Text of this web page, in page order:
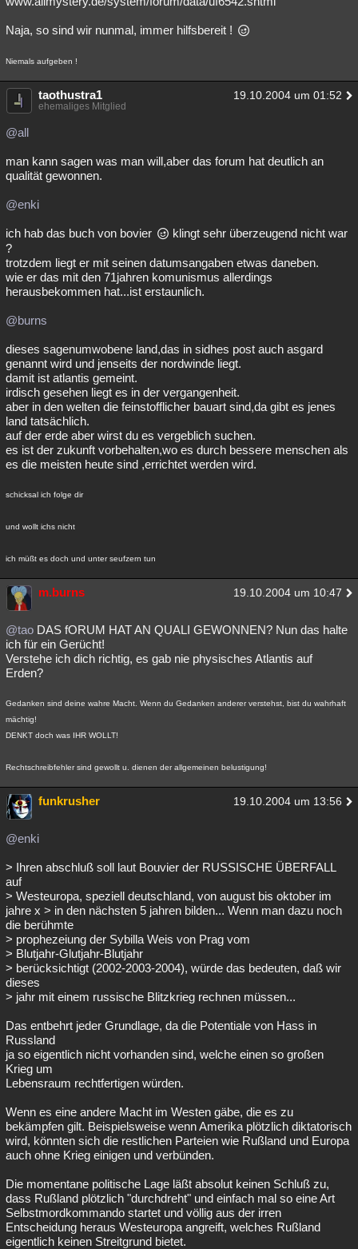
Naja, so sind wir nunmal, immer hilfsbereit !
Niemals aufgeben !
taothustra1 19.10.2004 um 01:52
ehemaliges Mitglied
@all
man kann sagen was man will,aber das forum hat deutlich an
qualität gewonnen.
@enki
ich hab das buch von bovier
klingt sehr überzeugend nicht war
?
trotzdem liegt er mit seinen datumsangaben etwas daneben.
wie er das mit den 71jahren komunismus allerdings
herausbekommen hat...ist erstaunlich.
@burns
dieses sagenumwobene land,das in sidhes post auch asgard
genannt wird und jenseits der nordwinde liegt.
damit ist atlantis gemeint.
irdisch gesehen liegt es in der vergangenheit.
aber in den welten die feinstofflicher bauart sind,da gibt es jenes
land tatsächlich.
auf der erde aber wirst du es vergeblich suchen.
es ist der zukunft vorbehalten,wo es durch bessere menschen als
es die meisten heute sind ,errichtet werden wird.
schicksal ich folge dir
und wollt ichs nicht
ich müßt es doch und unter seufzern tun
m.burns 19.10.2004 um 10:47
@tao DAS fORUM HAT AN QUALI GEWONNEN? Nun das halte
ich für ein Gerücht!
Verstehe ich dich richtig, es gab nie physisches Atlantis auf
Erden?
Gedanken sind deine wahre Macht. Wenn du Gedanken anderer verstehst, bist du wahrhaft
mächtig!
DENKT doch was IHR WOLLT!
Rechtschreibfehler sind gewollt u. dienen der allgemeinen belustigung!
funkrusher 19.10.2004 um 13:56
@enki
> Ihren abschluß soll laut Bouvier der RUSSISCHE ÜBERFALL
auf
> Westeuropa, speziell deutschland, von august bis oktober im
jahre x > in den nächsten 5 jahren bilden... Wenn man dazu noch
die berühmte
> prophezeiung der Sybilla Weis von Prag vom
> Blutjahr-Glutjahr-Blutjahr
> berücksichtigt (2002-2003-2004), würde das bedeuten, daß wir
dieses
> jahr mit einem russische Blitzkrieg rechnen müssen...
Das entbehrt jeder Grundlage, da die Potentiale von Hass in
Russland
ja so eigentlich nicht vorhanden sind, welche einen so großen
Krieg um
Lebensraum rechtfertigen würden.
Wenn es eine andere Macht im Westen gäbe, die es zu
bekämpfen gilt. Beispielsweise wenn Amerika plötzlich diktatorisch
wird, könnten sich die restlichen Parteien wie Rußland und Europa
auch ohne Krieg einigen und verbünden.
Die momentane politische Lage läßt absolut keinen Schluß zu,
dass Rußland plötzlich "durchdreht" und einfach mal so eine Art
Selbstmordkommando startet und völlig aus der irren
Entscheidung heraus Westeuropa angreift, welches Rußland
eigentlich keinen Streitgrund bietet.